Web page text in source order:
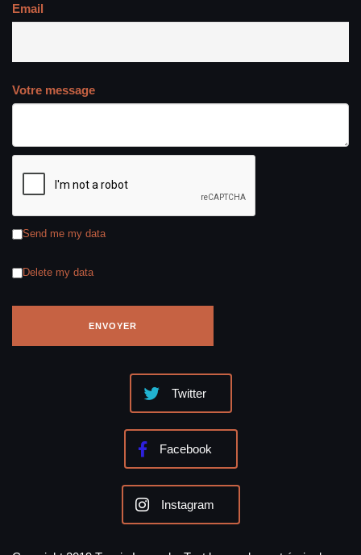
Email
Votre message
Send me my data
Delete my data
Twitter
Facebook
Instagram